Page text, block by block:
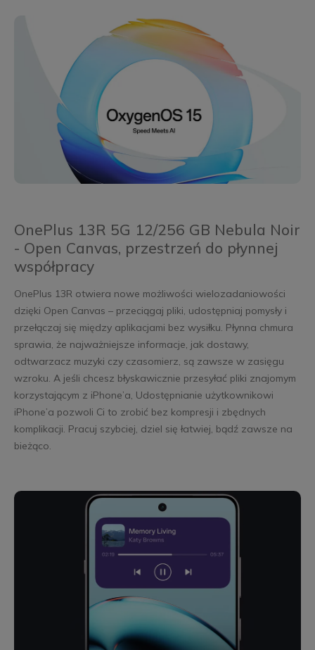
OnePlus 13R 5G 12/256 GB Nebula Noir
- Open Canvas, przestrzeń do płynnej
współpracy
OnePlus 13R otwiera nowe możliwości wielozadaniowości
dzięki Open Canvas – przeciągaj pliki, udostępniaj pomysły i
przełączaj się między aplikacjami bez wysiłku. Płynna chmura
sprawia, że najważniejsze informacje, jak dostawy,
odtwarzacz muzyki czy czasomierz, są zawsze w zasięgu
wzroku. A jeśli chcesz błyskawicznie przesyłać pliki znajomym
korzystającym z iPhone’a, Udostępnianie użytkownikowi
iPhone’a pozwoli Ci to zrobić bez kompresji i zbędnych
komplikacji. Pracuj szybciej, dziel się łatwiej, bądź zawsze na
bieżąco.